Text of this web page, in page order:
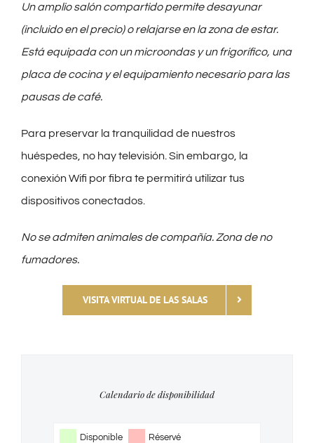
Un amplio salón compartido permite desayunar
(incluido en el precio) o relajarse en la zona de estar.
Está equipada con un microondas y un frigorífico, una
placa de cocina y el equipamiento necesario para las
pausas de café.
Para preservar la tranquilidad de nuestros
huéspedes, no hay televisión. Sin embargo, la
conexión Wifi por fibra te permitirá utilizar tus
dispositivos conectados.
No se admiten animales de compañía. Zona de no
fumadores.
VISITA VIRTUAL DE LAS SALAS
Calendario de disponibilidad
Disponible Réservé